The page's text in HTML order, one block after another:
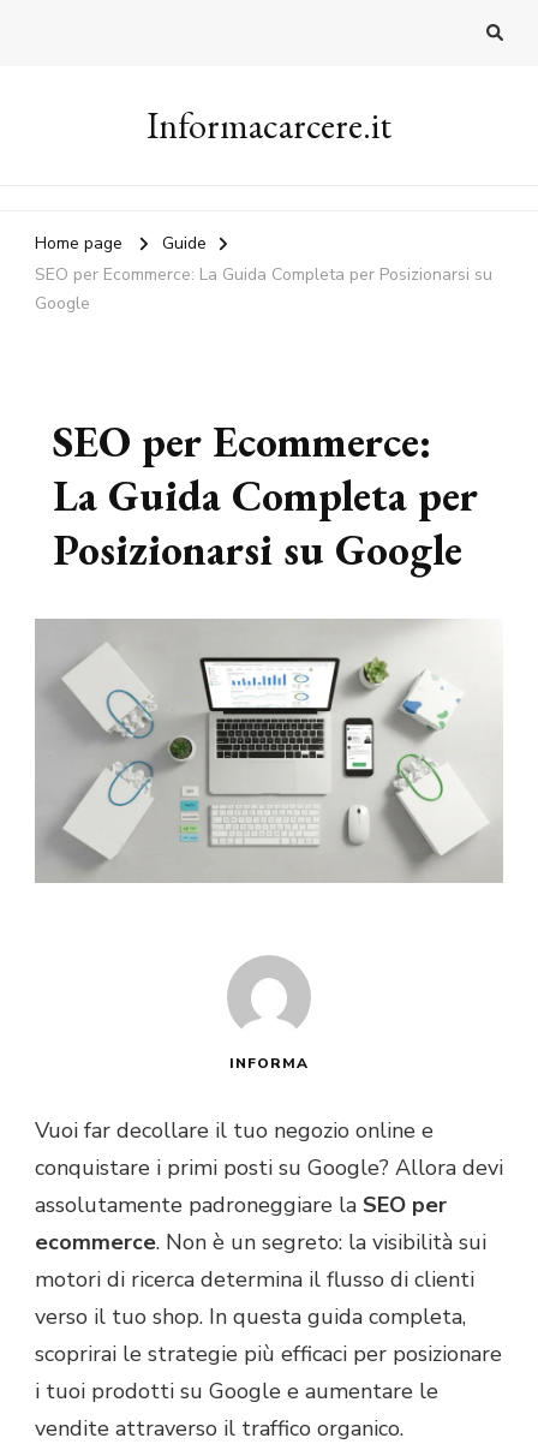
Informacarcere.it
Home page
Guide
SEO per Ecommerce: La Guida Completa per Posizionarsi su
Google
SEO per Ecommerce:
La Guida Completa per
Posizionarsi su Google
INFORMA
Vuoi far decollare il tuo negozio online e
conquistare i primi posti su Google? Allora devi
assolutamente padroneggiare la SEO per
ecommerce. Non è un segreto: la visibilità sui
motori di ricerca determina il flusso di clienti
verso il tuo shop. In questa guida completa,
scoprirai le strategie più efficaci per posizionare
i tuoi prodotti su Google e aumentare le
vendite attraverso il traffico organico.